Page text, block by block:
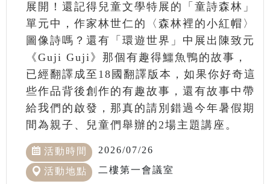
展開！還記得兒童文學特展的「童詩森林」
單元中，作家林世仁的〈森林裡的小紅帽〉
圖像詩嗎？還有「環遊世界」中展出陳致元
《Guji Guji》那個有趣得鱷魚鴨的故事，
已經翻譯成至18國翻譯版本，如果你好奇這
些作品背後創作的有趣故事，還有故事中帶
給我們的啟發，那真的請別錯過今年暑假期
間為親子、兒童們舉辦的2場主題講座。
活動時間 2026/07/26
活動地點 二樓第一會議室